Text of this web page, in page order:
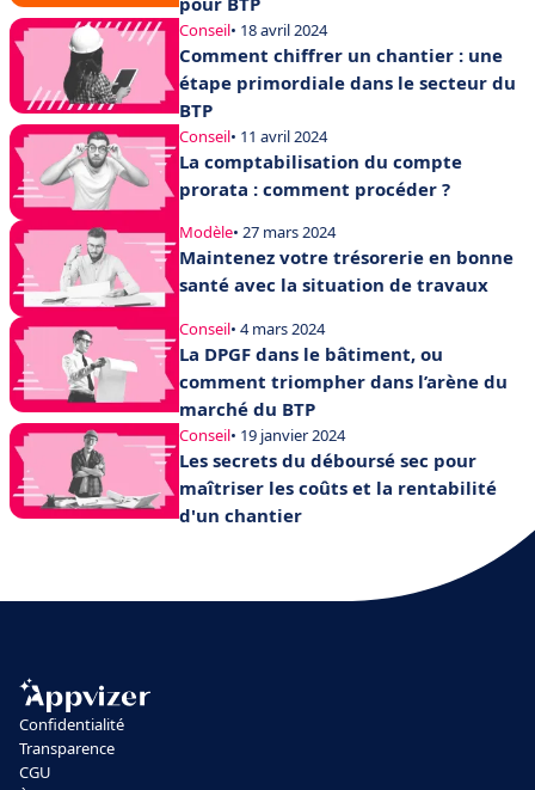
Conseil• 18 avril 2024
Comment chiffrer un chantier : une
étape primordiale dans le secteur du
BTP
Conseil• 11 avril 2024
La comptabilisation du compte
prorata : comment procéder ?
Modèle• 27 mars 2024
Maintenez votre trésorerie en bonne
santé avec la situation de travaux
Conseil• 4 mars 2024
La DPGF dans le bâtiment, ou
comment triompher dans l’arène du
marché du BTP
Conseil• 19 janvier 2024
Les secrets du déboursé sec pour
maîtriser les coûts et la rentabilité
d'un chantier
Confidentialité
Transparence
CGU